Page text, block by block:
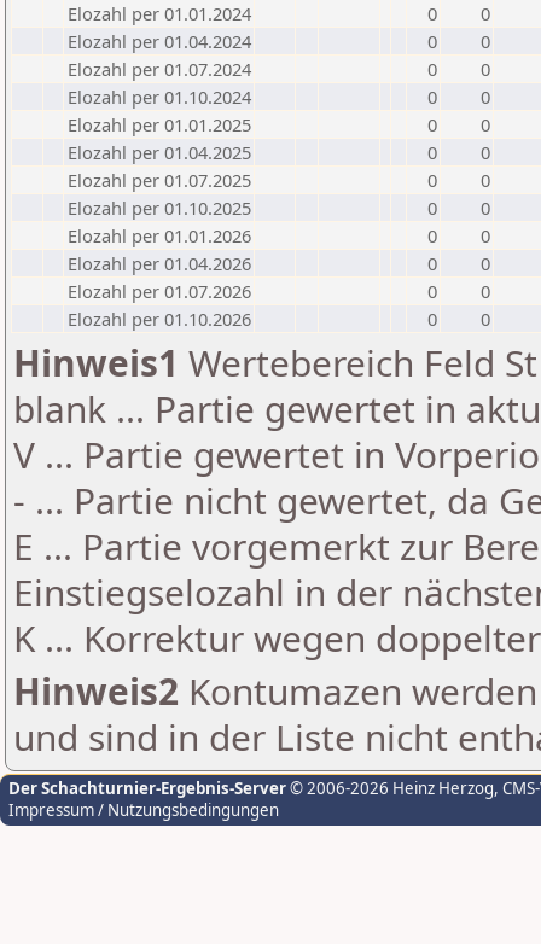
Elozahl per 01.01.2024
0
0
Elozahl per 01.04.2024
0
0
Elozahl per 01.07.2024
0
0
Elozahl per 01.10.2024
0
0
Elozahl per 01.01.2025
0
0
Elozahl per 01.04.2025
0
0
Elozahl per 01.07.2025
0
0
Elozahl per 01.10.2025
0
0
Elozahl per 01.01.2026
0
0
Elozahl per 01.04.2026
0
0
Elozahl per 01.07.2026
0
0
Elozahl per 01.10.2026
0 0
Hinweis1 Wertebereich Feld
blank ... Partie gewertet in
V ... Partie gewertet in
- ... Partie nicht gewertet, da
E ... Partie vorgemerkt zur
Einstiegselozahl in der
K ... Korrektur wegen
Hinweis2 Kontumazen
und sind in der Liste nicht
Der Schachturnier-Ergebnis-Server© 2006-2026 Heinz Herzog,
Impressum / Nutzungsbedingungen